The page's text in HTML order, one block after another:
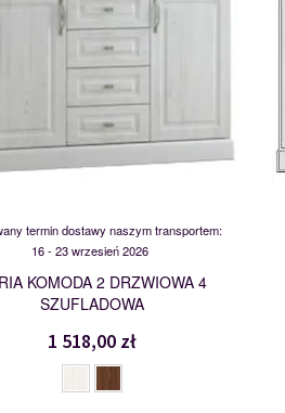
termin dostawy naszym transportem:
16 - 23 wrzesień 2026
KOMODA 2 DRZWIOWA 4
SZUFLADOWA
1 518,00 zł